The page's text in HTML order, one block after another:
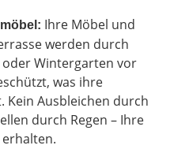
Ihre Möbel und
werden durch
Wintergarten vor
was ihre
Kein Ausbleichen durch
durch Regen – Ihre